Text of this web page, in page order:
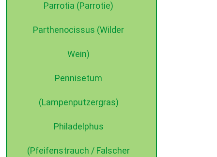
Parrotia (Parrotie)
Parthenocissus (Wilder
Wein)
Pennisetum
(Lampenputzergras)
Philadelphus
(Pfeifenstrauch / Falscher